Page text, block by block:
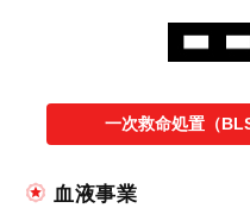
一次救命処置（
血液事業